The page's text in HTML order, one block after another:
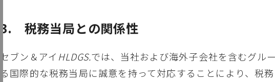
税務当局との関係性
セブン＆アイ HLDGS.では、当社および海外子会社を含むグル
る国際的な税務当局に誠意を持って対応することにより、税